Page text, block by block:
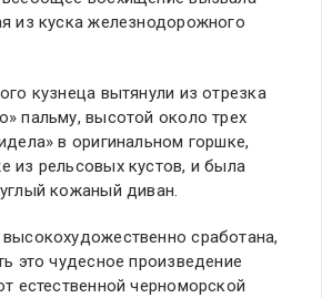
из куска железнодорожного
кузнеца вытянули из отрезка
пальму, высотой около трех
в оригинальном горшке,
из рельсовых кустов, и была
кожаный диван.
сработана,
это чудесное произведение
естественной черноморской